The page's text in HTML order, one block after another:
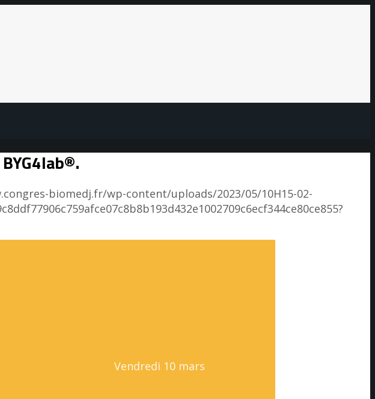
biomedj.fr/wp-content/uploads/2023/05/10H15-02-
Vendredi 10 mars